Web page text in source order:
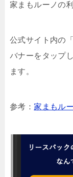
家まもルーノの
公式サイト内の
バナーをタップ
ます。
参考：家まもル